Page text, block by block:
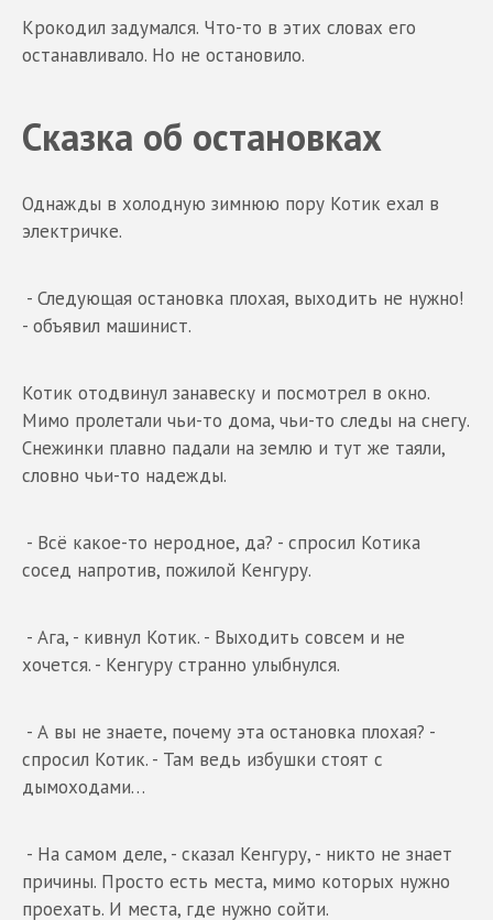
Крокодил задумался. Что-то в этих словах его
останавливало. Но не остановило.
Сказка об остановках
Однажды в холодную зимнюю пору Котик ехал в
электричке.
- Следующая остановка плохая, выходить не нужно!
- объявил машинист.
Котик отодвинул занавеску и посмотрел в окно.
Мимо пролетали чьи-то дома, чьи-то следы на снегу.
Снежинки плавно падали на землю и тут же таяли,
словно чьи-то надежды.
- Всё какое-то неродное, да? - спросил Котика
сосед напротив, пожилой Кенгуру.
- Ага, - кивнул Котик. - Выходить совсем и не
хочется. - Кенгуру странно улыбнулся.
- А вы не знаете, почему эта остановка плохая? -
спросил Котик. - Там ведь избушки стоят с
дымоходами…
- На самом деле, - сказал Кенгуру, - никто не знает
причины. Просто есть места, мимо которых нужно
проехать. И места, где нужно сойти.